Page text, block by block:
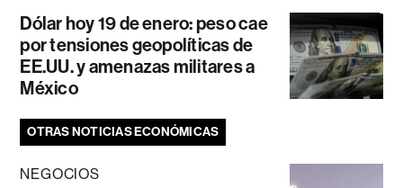
Dólar hoy 19 de enero: peso cae
por tensiones geopolíticas de
EE.UU. y amenazas militares a
México
OTRAS NOTICIAS ECONÓMICAS
NEGOCIOS